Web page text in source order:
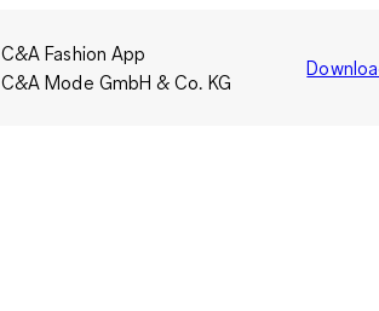
C&A Fashion App
C&A Mode GmbH & Co. KG